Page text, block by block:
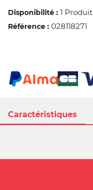
Caractéristiques
Disponibilité : 1 Produit
Référence : 028118271